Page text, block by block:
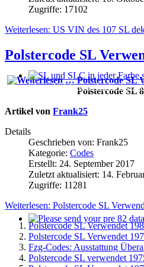
SL und SLC in jeder Farbe
Please send your pre 82
Zugriffe: 17102
Weiterlesen: US VIN des 107 SL
Polstercode SL
Polstercode SL
Artikel von Frank25
Details
Geschrieben von: Frank25
Kategorie: Codes
Erstellt: 24. September 2017
Zuletzt aktualisiert: 14.
Zugriffe: 11281
Weiterlesen: Polstercode SL
Polstercode SL Verwendet
Polstercode SL Verwendet
Fzg-Codes: Ausstattung
Polstercode SL verwendet